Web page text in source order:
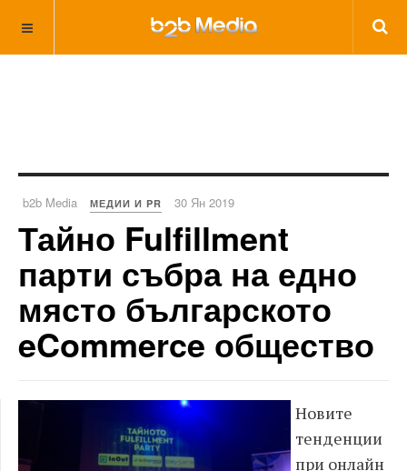
b2b Media МЕДИИ И PR 30 Ян 2019
Тайно Fulfillment
парти събра на едно
място българското
eCommerce общество
Новите
тенденции
при онлайн